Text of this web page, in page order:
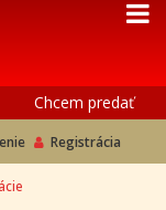
Chcem predať
Registrácia